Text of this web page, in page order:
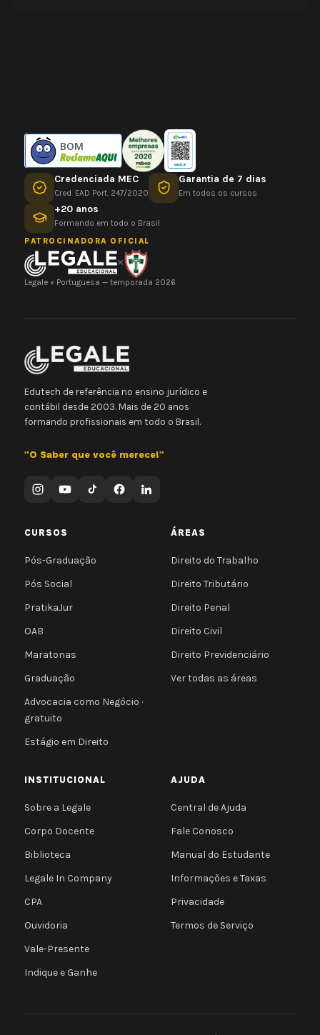
BOM
Credenciada MEC
Cred. EAD Port. 247/2020
Garantia de 7 dias
Em todos os cursos
+20 anos
Formando em todo o Brasil
PATROCINADORA OFICIAL
×
Legale × Portuguesa — temporada 2026
Edutech de referência no ensino jurídico e
contábil desde 2003. Mais de 20 anos
formando profissionais em todo o Brasil.
"O Saber que você merece!"
CURSOS
Pós-Graduação
Pós Social
PratikaJur
OAB
Maratonas
Graduação
Advocacia como Negócio ·
gratuito
Estágio em Direito
ÁREAS
Direito do Trabalho
Direito Tributário
Direito Penal
Direito Civil
Direito Previdenciário
Ver todas as áreas
INSTITUCIONAL
Sobre a Legale
Corpo Docente
Biblioteca
Legale In Company
CPA
Ouvidoria
Vale-Presente
Indique e Ganhe
AJUDA
Central de Ajuda
Fale Conosco
Manual do Estudante
Informações e Taxas
Privacidade
Termos de Serviço